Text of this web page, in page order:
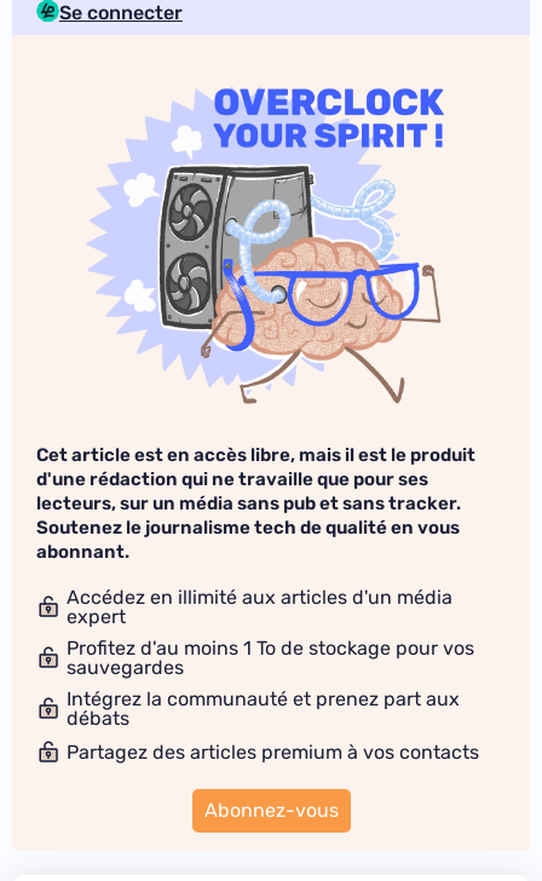
Se connecter
Cet article est en accès libre, mais il est le produit
d'une rédaction qui ne travaille que pour ses
lecteurs, sur un média sans pub et sans tracker.
Soutenez le journalisme tech de qualité en vous
abonnant.
Accédez en illimité aux articles d'un média
expert
Profitez d'au moins 1 To de stockage pour vos
sauvegardes
Intégrez la communauté et prenez part aux
débats
Partagez des articles premium à vos contacts
Abonnez-vous